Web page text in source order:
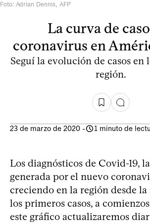
Foto: Adrian Dennis, AFP
La curva de
coronavirus en
Seguí la evolución de casos en
región.
23 de marzo de 2020 - 1 minuto de
Los diagnósticos de Covid-19,
generada por el nuevo
creciendo en la región desde
los primeros casos, a
este gráfico actualizaremos